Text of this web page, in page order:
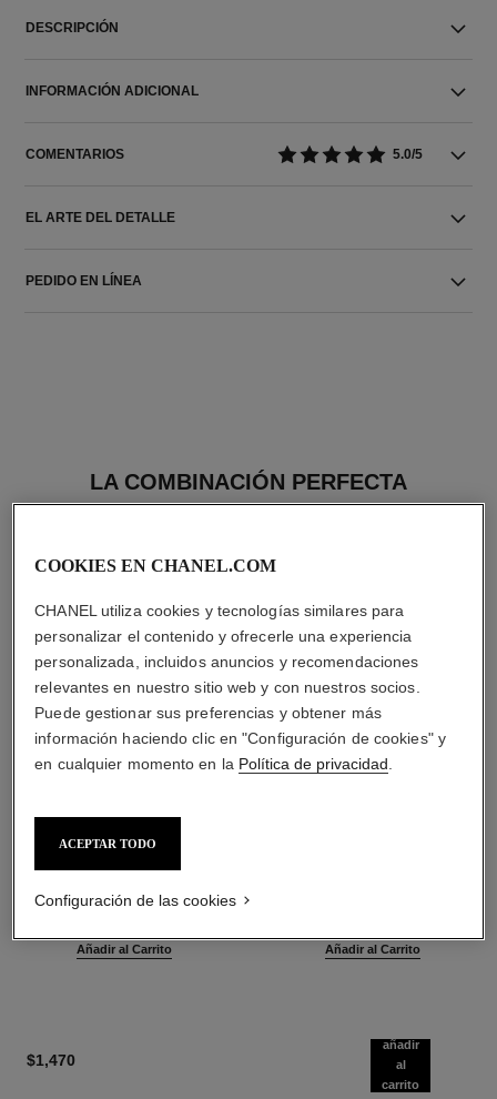
DESCRIPCIÓN
INFORMACIÓN ADICIONAL
COMENTARIOS 5.0/5
EL ARTE DEL DETALLE
PEDIDO EN LÍNEA
LA COMBINACIÓN PERFECTA
baume essentiel
Ref. 169060
2 tonos disponibles
Añadir al Carrito Añadir al Carrito
$1,470
añadir
al
carrito
COOKIES EN CHANEL.COM
CHANEL utiliza cookies y tecnologías similares para
personalizar el contenido y ofrecerle una experiencia
personalizada, incluidos anuncios y recomendaciones
relevantes en nuestro sitio web y con nuestros socios.
Puede gestionar sus preferencias y obtener más
información haciendo clic en "Configuración de cookies" y
en cualquier momento en la Política de privacidad
ACEPTAR TODO
Configuración de las cookies